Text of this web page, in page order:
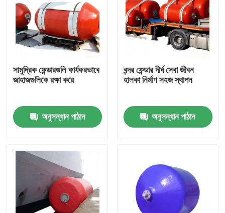
ভিডিও
সামুদ্রিক ফেন্ডারগুলি কার্যকরভাবে
জাহাজগুলিকে রক্ষা করে
অনুসন্ধান পাঠান
বন্দর ফেন্ডার দীর্ঘ সেবা জীবন
হালকা নির্মাণ সহজ স্থাপন
অনুসন্ধান পাঠান